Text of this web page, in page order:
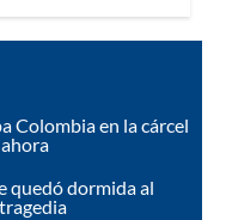
Colombia en la cárcel
quedó dormida al